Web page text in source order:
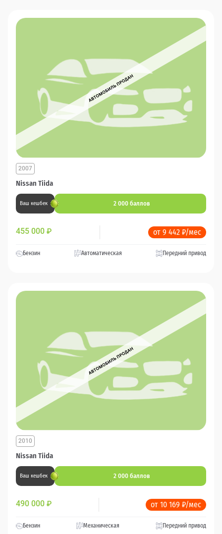
Nissan Tiida
2007
Ваш кешбек 2 000 баллов
455 000 ₽ от 9 442 ₽/мес
Бензин Автоматическая Передний привод
Nissan Tiida
2010
Ваш кешбек 2 000 баллов
490 000 ₽ от 10 169 ₽/мес
Бензин Механическая Передний привод